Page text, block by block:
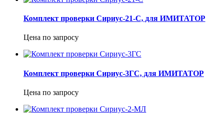
Комплект проверки Сириус-21-С, для ИМИТАТОР
Цена по запросу
Комплект проверки Сириус-3ГС, для ИМИТАТОР
Цена по запросу